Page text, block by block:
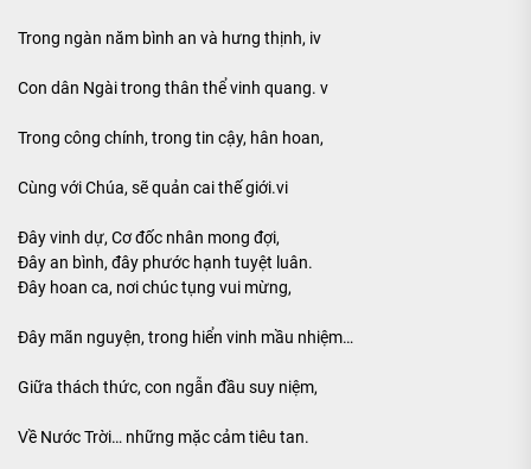
Trong ngàn năm bình an và hưng thịnh, iv
Con dân Ngài trong thân thể vinh quang. v
Trong công chính, trong tin cậy, hân hoan,
Cùng với Chúa, sẽ quản cai thế giới.vi
Đây vinh dự, Cơ đốc nhân mong đợi,
Đây an bình, đây phước hạnh tuyệt luân.
Đây hoan ca, nơi chúc tụng vui mừng,
Đây mãn nguyện, trong hiển vinh mầu nhiệm…
Giữa thách thức, con ngẫn đầu suy niệm,
Về Nước Trời… những mặc cảm tiêu tan.